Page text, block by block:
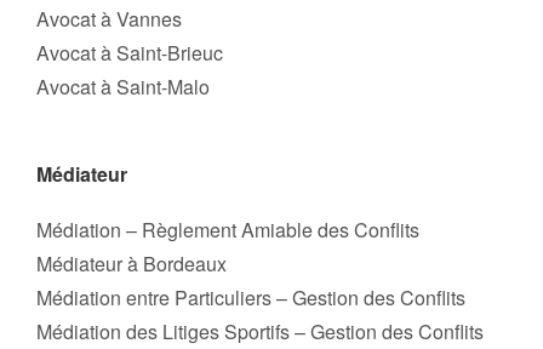
Avocat à Vannes
Avocat à Saint-Brieuc
Avocat à Saint-Malo
Médiateur
Médiation – Règlement Amiable des Conflits
Médiateur à Bordeaux
Médiation entre Particuliers – Gestion des Conflits
Médiation des Litiges Sportifs – Gestion des Conflits